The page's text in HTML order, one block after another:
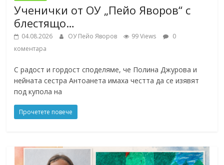
Ученички от ОУ „Пейо Яворов“ с
блестящо…
04.08.2026 ОУ Пейо Яворов 99 Views
0
коментара
С радост и гордост споделяме, че Полина Джурова и
нейната сестра Антоанета имаха честта да се изявят
под купола на
Прочетете повече